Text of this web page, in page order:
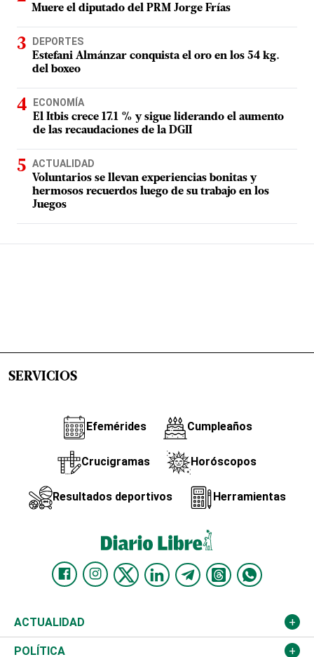
Muere el diputado del PRM Jorge Frías
DEPORTES
Estefani Almánzar conquista el oro en los 54 kg.
del boxeo
ECONOMÍA
El Itbis crece 17.1 % y sigue liderando el aumento
de las recaudaciones de la DGII
ACTUALIDAD
Voluntarios se llevan experiencias bonitas y
hermosos recuerdos luego de su trabajo en los
Juegos
SERVICIOS
Efemérides Cumpleaños
Crucigramas Horóscopos
Resultados deportivos Herramientas
ACTUALIDAD
Nacional
POLÍTICA